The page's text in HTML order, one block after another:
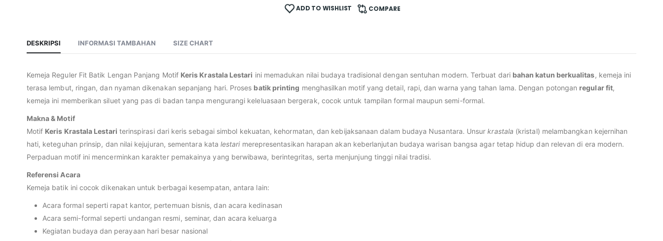
ADD TO WISHLIST COMPARE
DESKRIPSI INFORMASI TAMBAHAN SIZE CHART
Kemeja Reguler Fit Batik Lengan Panjang Motif Keris Krastala Lestari ini memadukan nilai budaya tradisional dengan sentuhan modern. Terbuat dari bahan katun berkualitas, kemeja ini
terasa lembut, ringan, dan nyaman dikenakan sepanjang hari. Proses batik printing menghasilkan motif yang detail, rapi, dan warna yang tahan lama. Dengan potongan regular fit,
kemeja ini memberikan siluet yang pas di badan tanpa mengurangi keleluasaan bergerak, cocok untuk tampilan formal maupun semi-formal.
Makna & Motif
Motif Keris Krastala Lestari terinspirasi dari keris sebagai simbol kekuatan, kehormatan, dan kebijaksanaan dalam budaya Nusantara. Unsurkrastala (kristal) melambangkan kejernihan
hati, keteguhan prinsip, dan nilai kejujuran, sementara katalestarimerepresentasikan harapan akan keberlanjutan budaya warisan bangsa agar tetap hidup dan relevan di era modern.
Perpaduan motif ini mencerminkan karakter pemakainya yang berwibawa, berintegritas, serta menjunjung tinggi nilai tradisi.
Referensi Acara
Kemeja batik ini cocok dikenakan untuk berbagai kesempatan, antara lain:
Acara formal seperti rapat kantor, pertemuan bisnis, dan acara kedinasan
Acara semi-formal seperti undangan resmi, seminar, dan acara keluarga
Kegiatan budaya dan perayaan hari besar nasional